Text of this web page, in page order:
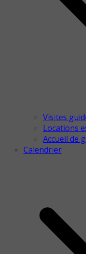
Visites
Locations
Accueil de
Calendrier